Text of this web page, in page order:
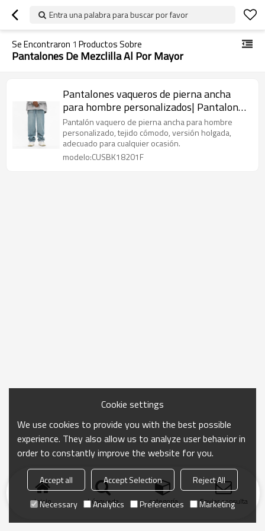
Entra una palabra para buscar por favor
Se Encontraron 1 Productos Sobre
Pantalones De Mezclilla Al Por Mayor
Pantalones vaqueros de pierna ancha
para hombre personalizados| Pantalones
vaqueros sueltos rectos personalizados|
Pantalones De Mezclilla al por mayor
Pantalón vaquero de pierna ancha para hombre
personalizado, tejido cómodo, versión holgada,
adecuado para cualquier ocasión.
modelo:CUSBK18201F
Inicio búsqueda categoría Enviar consulta
Cookie settings
We use cookies to provide you with the best possible
experience. They also allow us to analyze user behavior in
order to constantly improve the website for you.
Accept all Accept Selection
Reject All
Necessary
Analytics Preferences Marketing